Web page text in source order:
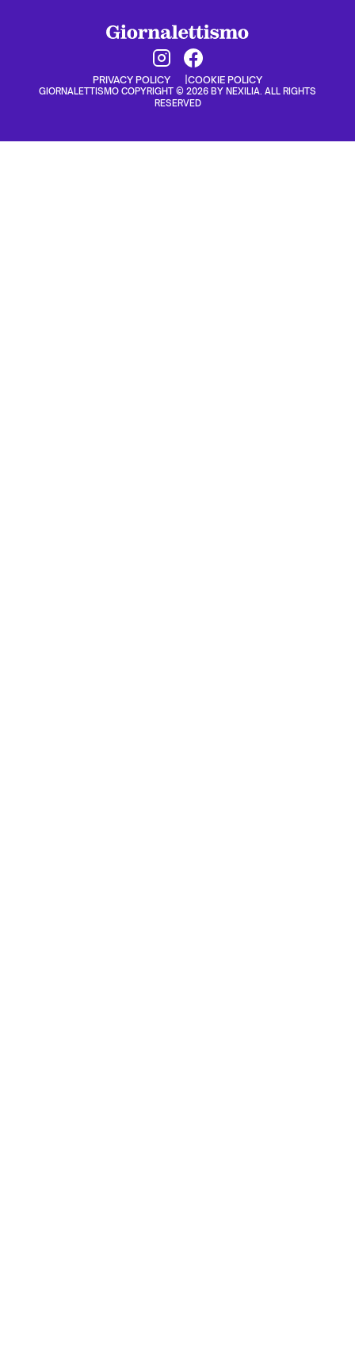
PRIVACY POLICY COOKIE POLICY
GIORNALETTISMO COPYRIGHT © 2026 BY NEXILIA. ALL RIGHTS
RESERVED